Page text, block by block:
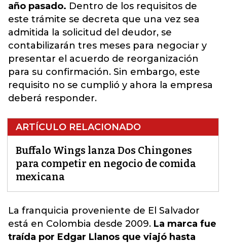
año pasado. Dentro de los requisitos de
este trámite se decreta que una vez sea
admitida la solicitud del deudor, se
contabilizarán tres meses para negociar y
presentar el acuerdo de reorganización
para su confirmación. Sin embargo, este
requisito no se cumplió y ahora la empresa
deberá responder.
ARTÍCULO RELACIONADO
Buffalo Wings lanza Dos Chingones
para competir en negocio de comida
mexicana
La franquicia proveniente de El Salvador
está en Colombia desde 2009. La marca fue
traída por Edgar Llanos que viajó hasta